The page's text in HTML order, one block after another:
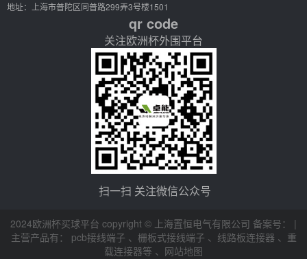
地址：上海市普陀区同普路299弄3号楼1501
qr code
关注欧洲杯外围平台
扫一扫 关注微信公众号
2024欧洲杯买球平台 copyright © 上海置恒电气有限公司 备案号： |
主营产品有： pcb接线端子 、 栅板式接线端子 、 线路板连接器 、 重
载连接器等 、 网站地图